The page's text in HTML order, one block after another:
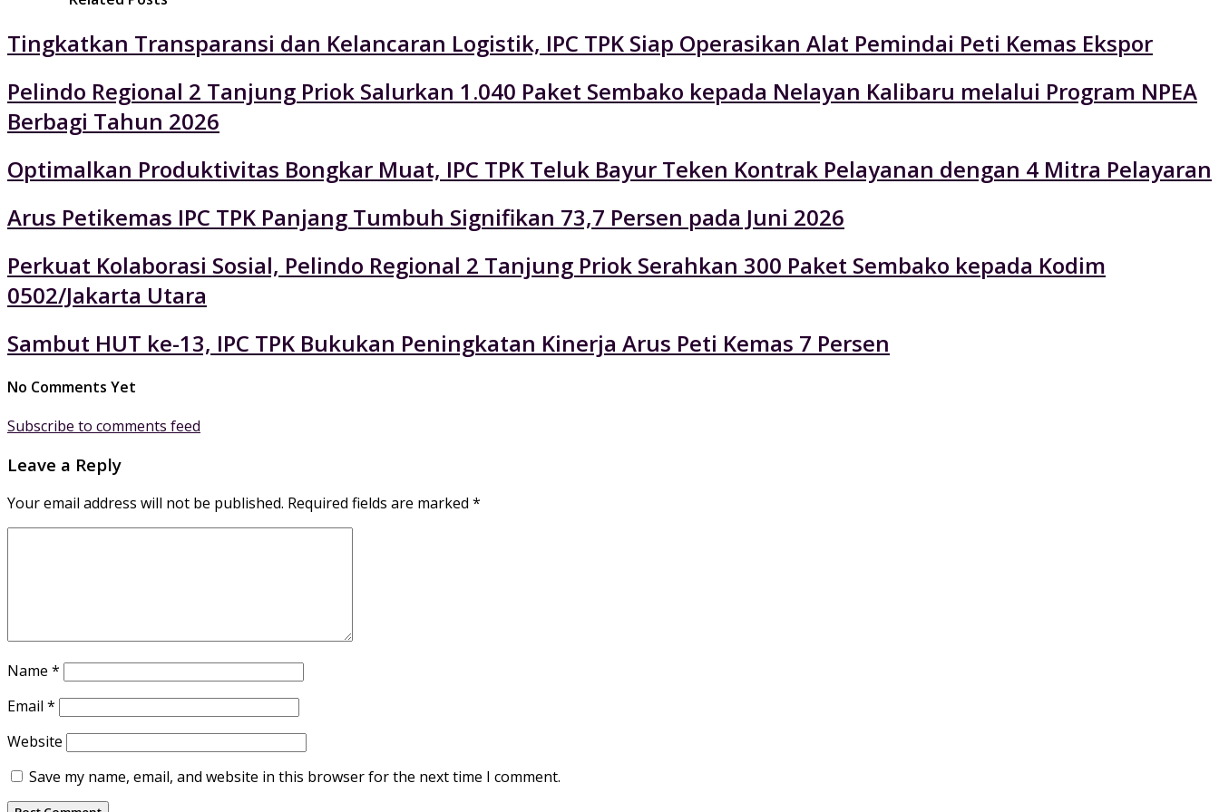
Tingkatkan Transparansi dan Kelancaran Logistik, IPC TPK Siap Operasikan Alat Pemindai Peti Kemas Ekspor
Pelindo Regional 2 Tanjung Priok Salurkan 1.040 Paket Sembako kepada Nelayan Kalibaru melalui Program NPEA
Berbagi Tahun 2026
Optimalkan Produktivitas Bongkar Muat, IPC TPK Teluk Bayur Teken Kontrak Pelayanan dengan 4 Mitra Pelayaran
Arus Petikemas IPC TPK Panjang Tumbuh Signifikan 73,7 Persen pada Juni 2026
Perkuat Kolaborasi Sosial, Pelindo Regional 2 Tanjung Priok Serahkan 300 Paket Sembako kepada Kodim
0502/Jakarta Utara
Sambut HUT ke-13, IPC TPK Bukukan Peningkatan Kinerja Arus Peti Kemas 7 Persen
No Comments Yet
Subscribe to comments feed
Leave a Reply
Your email address will not be published. Required fields are marked *
Name *
Email *
Website
Save my name, email, and website in this browser for the next time I comment.